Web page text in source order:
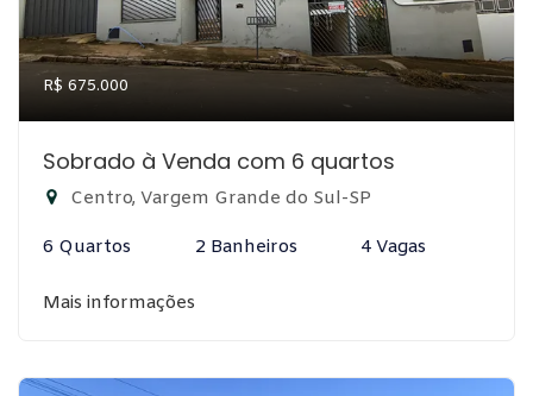
R$ 675.000
Sobrado à Venda com 6 quartos
Centro, Vargem Grande do Sul-SP
6 Quartos 2 Banheiros 4 Vagas
Mais informações